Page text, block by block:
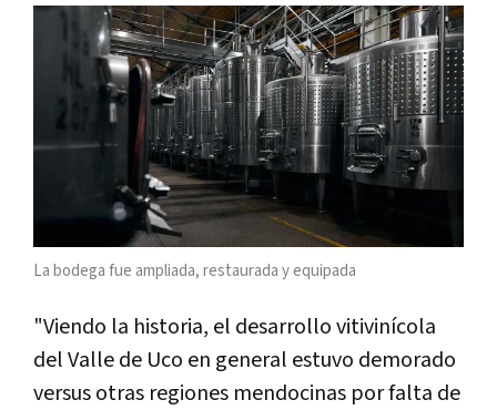
La bodega fue ampliada, restaurada y equipada
"Viendo la historia, el desarrollo vitivinícola
del Valle de Uco en general estuvo demorado
versus otras regiones mendocinas por falta de